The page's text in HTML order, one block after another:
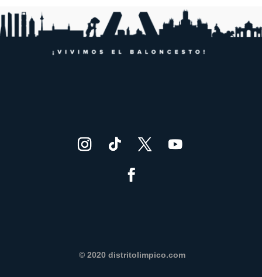
© 2020 distritolimpico.com